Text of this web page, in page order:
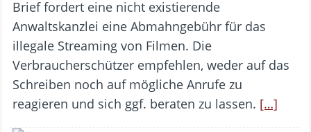
Brief fordert eine nicht existierende
Anwaltskanzlei eine Abmahngebühr für das
illegale Streaming von Filmen. Die
Verbraucherschützer empfehlen, weder auf das
Schreiben noch auf mögliche Anrufe zu
reagieren und sich ggf. beraten zu lassen. […]